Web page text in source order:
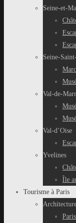
Seine-et-
Seine-
Val-de-
Val-d’Oise
Yvelines
Île
Tourisme à Paris